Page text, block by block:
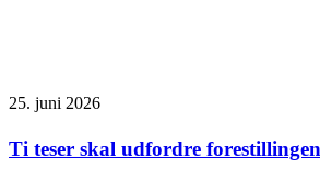
25. juni 2026
Ti teser skal udfordre